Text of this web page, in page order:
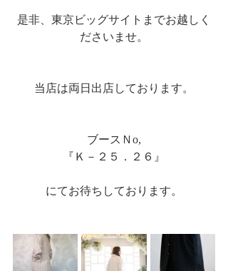
是非、東京ビッグサイトまでお越しく
ださいませ。
当店は両日出店しております。
ブースＮo,
『Ｋ－２５．２６』
にてお待ちしております。